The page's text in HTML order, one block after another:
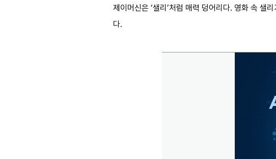
제이머신은 ‘샐리’처럼 매력 덩어리다. 영화 속 샐
다.